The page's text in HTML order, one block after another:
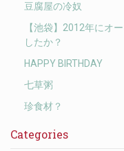
豆腐屋の冷奴
【池袋】2012年にオ
したか？
HAPPY BIRTHDAY
七草粥
珍食材？
Categories